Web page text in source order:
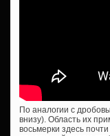
По аналогии с
внизу). Область их
восьмерки здесь